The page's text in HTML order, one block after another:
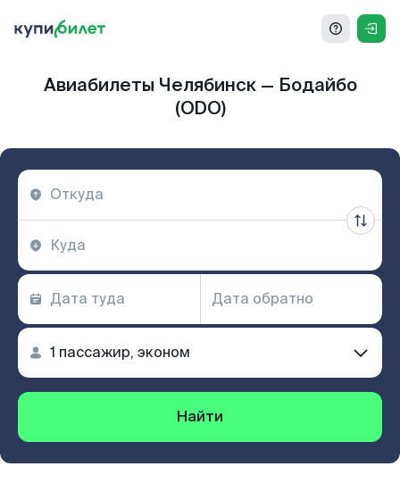
Авиабилеты Челябинск — Бодайбо
(ODO)
Найти